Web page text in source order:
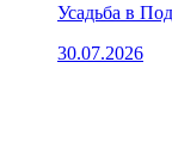
Усадьба в
30.07.2026